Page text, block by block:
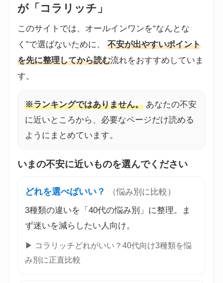
が「コラリッチ」
このサイトでは、オールインワンを“なんとな
く”で選ばないために、 不安が出やすいポイント
を先に整理してから読む流れをおすすめしていま
す。
※ランキングではありません。あなたの不安
に近いところから、必要なページだけ読める
ようにまとめています。
いまの不安に近いものを選んでください
どれを選べばいい？
（悩み別に比較）
3種類の違いを「40代の悩み別」に整理。ま
ず迷いを減らしたい人向け。
▶ コラリッチどれがいい？40代向け3種類を悩
み別に正直比較